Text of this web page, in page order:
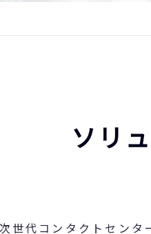
ソリ
世代コンタクトセン